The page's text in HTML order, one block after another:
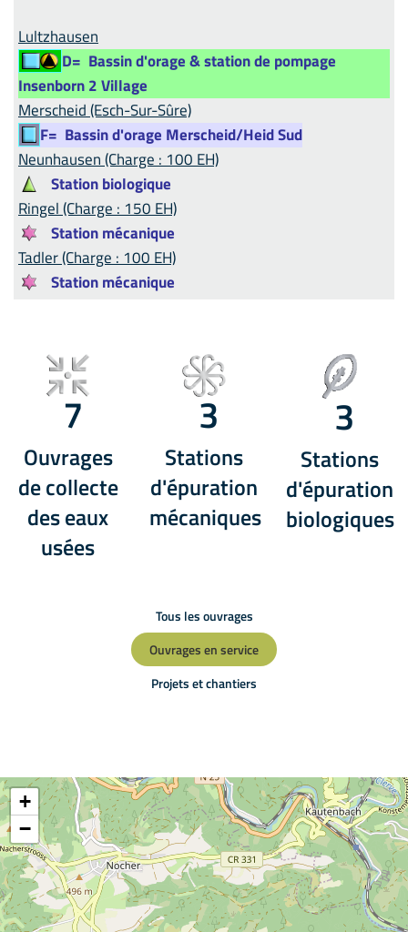
Lultzhausen
D= Bassin d'orage & station de pompage
Insenborn 2 Village
Merscheid (Esch-Sur-Sûre)
F= Bassin d'orage Merscheid/Heid Sud
Neunhausen (Charge : 100 EH)
Station biologique
Ringel (Charge : 150 EH)
Station mécanique
Tadler (Charge : 100 EH)
Station mécanique
7
Ouvrages
de collecte
des eaux
usées
3
Stations
d'épuration
mécaniques
3
Stations
d'épuration
biologiques
Tous les ouvrages
Ouvrages en service
Projets et chantiers
+
−